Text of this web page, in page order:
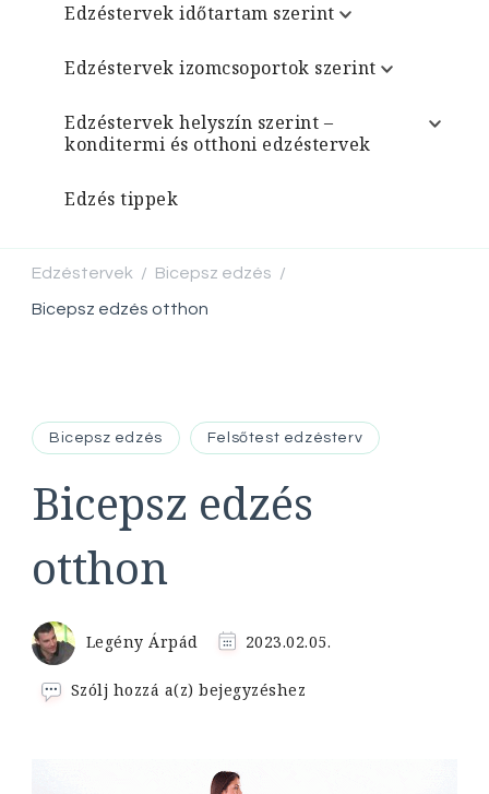
Edzéstervek időtartam szerint
Edzéstervek izomcsoportok szerint
Edzéstervek helyszín szerint –
konditermi és otthoni edzéstervek
Edzés tippek
Edzéstervek / Bicepsz edzés /
Bicepsz edzés otthon
Bicepsz edzés Felsőtest edzésterv
Bicepsz edzés
otthon
Legény Árpád 2023.02.05.
Szólj hozzá a(z)Bicepsz
bejegyzéshez